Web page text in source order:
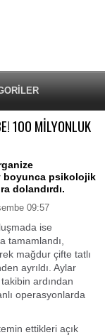
100 MİLYONLUK
boyunca psikolojik
dolandırdı.
09:57
ise
tamamlandı,
mağdur çifte tatlı
ayrıldı. Aylar
ardından
operasyonlarda
ettikleri açık